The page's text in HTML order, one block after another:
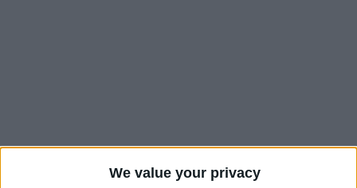
We value your privacy